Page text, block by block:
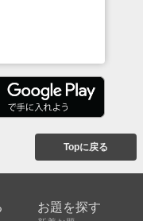
Topに戻る
お題を探す